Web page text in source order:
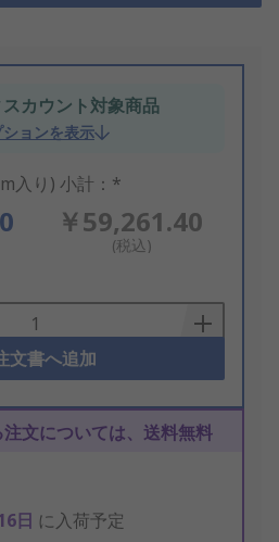
カウント対象商品
ョンを表示
入り) 小計：*
￥59,261.40
(税込)
文書へ追加
文については、送料無料
日 に入荷予定